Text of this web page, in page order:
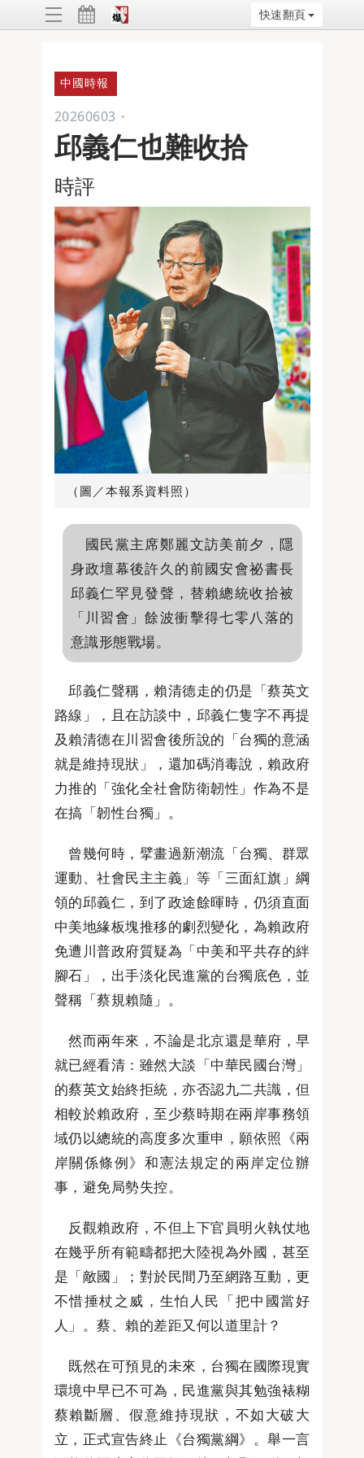
快速翻頁
中國時報
20260603 ・
邱義仁也難收拾
時評
（圖／本報系資料照）
國民黨主席鄭麗文訪美前夕，隱
身政壇幕後許久的前國安會祕書長
邱義仁罕見發聲，替賴總統收拾被
「川習會」餘波衝擊得七零八落的
意識形態戰場。
邱義仁聲稱，賴清德走的仍是「蔡英文
路線」，且在訪談中，邱義仁隻字不再提
及賴清德在川習會後所說的「台獨的意涵
就是維持現狀」，還加碼消毒說，賴政府
力推的「強化全社會防衛韌性」作為不是
在搞「韌性台獨」。
曾幾何時，擘畫過新潮流「台獨、群眾
運動、社會民主主義」等「三面紅旗」綱
領的邱義仁，到了政途餘暉時，仍須直面
中美地緣板塊推移的劇烈變化，為賴政府
免遭川普政府質疑為「中美和平共存的絆
腳石」，出手淡化民進黨的台獨底色，並
聲稱「蔡規賴隨」。
然而兩年來，不論是北京還是華府，早
就已經看清：雖然大談「中華民國台灣」
的蔡英文始終拒統，亦否認九二共識，但
相較於賴政府，至少蔡時期在兩岸事務領
域仍以總統的高度多次重申，願依照《兩
岸關係條例》和憲法規定的兩岸定位辦
事，避免局勢失控。
反觀賴政府，不但上下官員明火執仗地
在幾乎所有範疇都把大陸視為外國，甚至
是「敵國」；對於民間乃至網路互動，更
不惜捶杖之威，生怕人民「把中國當好
人」。蔡、賴的差距又何以道里計？
既然在可預見的未來，台獨在國際現實
環境中早已不可為，民進黨與其勉強裱糊
蔡賴斷層、假意維持現狀，不如大破大
立，正式宣告終止《台獨黨綱》。舉一言